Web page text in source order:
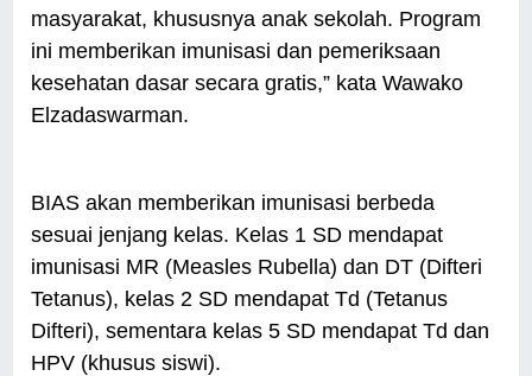
masyarakat, khususnya anak sekolah. Program
ini memberikan imunisasi dan pemeriksaan
kesehatan dasar secara gratis,” kata Wawako
Elzadaswarman.
BIAS akan memberikan imunisasi berbeda
sesuai jenjang kelas. Kelas 1 SD mendapat
imunisasi MR (Measles Rubella) dan DT (Difteri
Tetanus), kelas 2 SD mendapat Td (Tetanus
Difteri), sementara kelas 5 SD mendapat Td dan
HPV (khusus siswi).